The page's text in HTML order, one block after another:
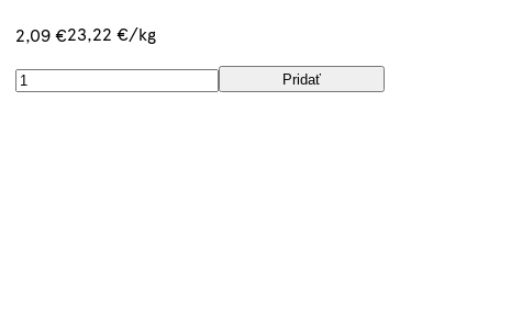
2,09 €23,22 €/kg
Pridať